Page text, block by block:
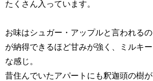
たくさん入っています。
お味はシュガー・アップルと言われるの
が納得できるほど甘みが強く、ミルキー
な感じ。
昔住んでいたアパートにも釈迦頭の樹が